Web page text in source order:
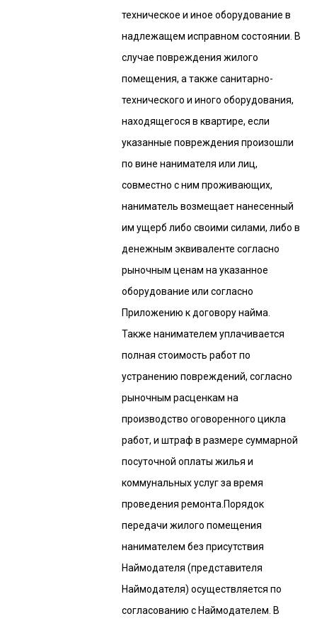
техническое и иное оборудование в
надлежащем исправном состоянии. В
случае повреждения жилого
помещения, а также санитарно-
технического и иного оборудования,
находящегося в квартире, если
указанные повреждения произошли
по вине нанимателя или лиц,
совместно с ним проживающих,
наниматель возмещает нанесенный
им ущерб либо своими силами, либо в
денежным эквиваленте согласно
рыночным ценам на указанное
оборудование или согласно
Приложению к договору найма.
Также нанимателем уплачивается
полная стоимость работ по
устранению повреждений, согласно
рыночным расценкам на
производство оговоренного цикла
работ, и штраф в размере суммарной
посуточной оплаты жилья и
коммунальных услуг за время
проведения ремонта.Порядок
передачи жилого помещения
нанимателем без присутствия
Наймодателя (представителя
Наймодателя) осуществляется по
согласованию с Наймодателем. В